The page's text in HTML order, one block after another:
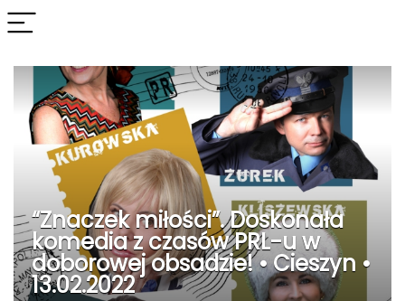
“Znaczek miłości”. Doskonała
komedia z czasów PRL-u w
doborowej obsadzie! • Cieszyn •
13.02.2022